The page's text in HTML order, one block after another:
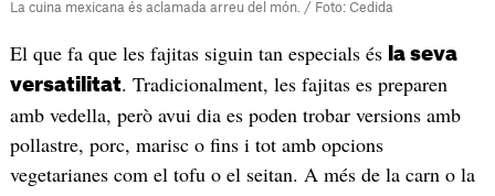
La cuina mexicana és aclamada arreu del món. / Foto: Cedida
El que fa que les fajitas siguin tan especials és la seva
versatilitat. Tradicionalment, les fajitas es preparen
amb vedella, però avui dia es poden trobar versions amb
pollastre, porc, marisc o fins i tot amb opcions
vegetarianes com el tofu o el seitan. A més de la carn o la